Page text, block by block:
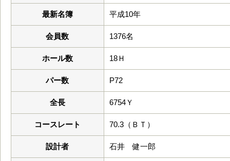
最新名簿 平成10年
会員数 1376名
ホール数 18Ｈ
パー数 P72
全長 6754Ｙ
コースレート 70.3（ＢＴ）
設計者 石井 健一郎